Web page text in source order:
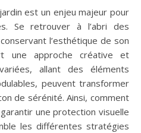
Se retrouver à l’abri des
l’esthétique de son
une approche créative et
allant des éléments
peuvent transformer
de sérénité. Ainsi, comment
une protection visuelle
les différentes stratégies